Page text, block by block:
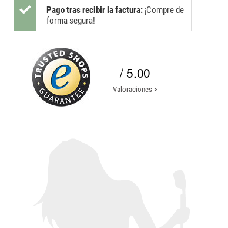
Pago tras recibir la factura: ¡Compre de
forma segura!
/ 5.00
Valoraciones >